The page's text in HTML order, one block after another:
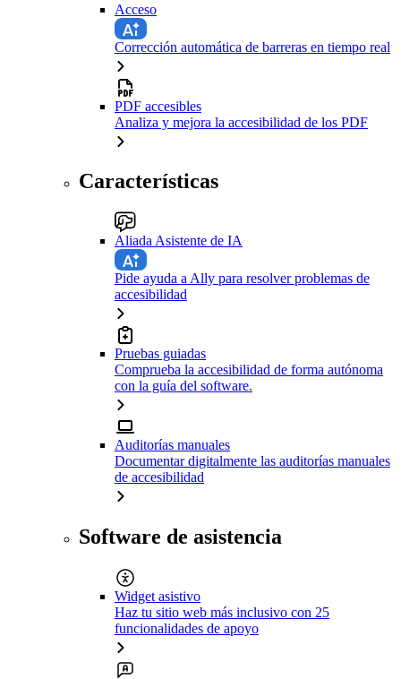
Acceso
Corrección automática de barreras en tiempo real
PDF accesibles
Analiza y mejora la accesibilidad de los PDF
Características
Aliada Asistente de IA
Pide ayuda a Ally para resolver problemas de
accesibilidad
Pruebas guiadas
Comprueba la accesibilidad de forma autónoma
con la guía del software.
Auditorías manuales
Documentar digitalmente las auditorías manuales
de accesibilidad
Software de asistencia
Widget asistivo
Haz tu sitio web más inclusivo con 25
funcionalidades de apoyo